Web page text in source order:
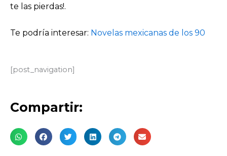
te las pierdas!.
Te podría interesar: Novelas mexicanas de los 90
[post_navigation]
Compartir: